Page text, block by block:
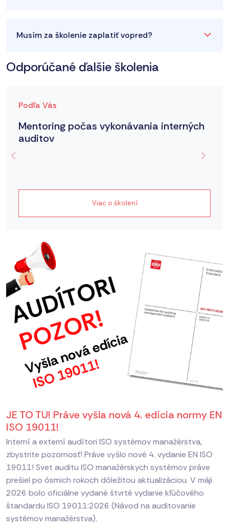
Musím za školenie zaplatiť vopred?
Odporúčané ďalšie školenia
Podľa Vás
Mentoring počas vykonávania interných
auditov
Viac o školení
JE TO TU! Práve vyšla nová 4. edícia normy EN
ISO 19011!
Interní a externí audítori ISO systémov manažérstva,
zbystrite pozornosť! Práve vyšlo nové 4. vydanie EN ISO
19011! Svet auditu ISO manažérskych systémov práve
prešiel po ôsmich rokoch dôležitou aktualizáciou. V máji
2026 bolo oficiálne vydané štvrté vydanie kľúčového
štandardu ISO 19011:2026 (Návod na auditovanie
systémov manažérstva).